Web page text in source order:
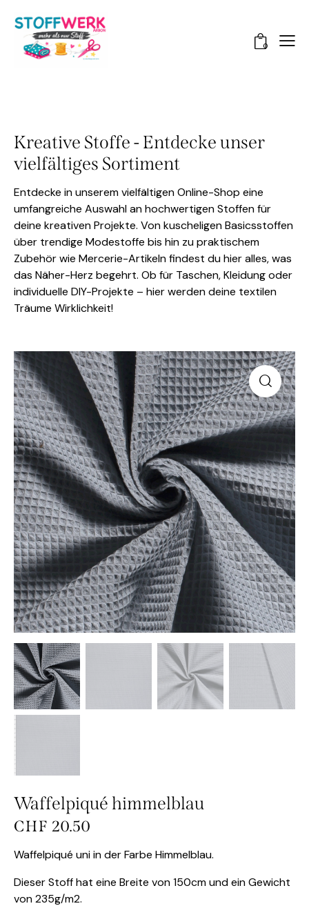
0
Kreative Stoffe - Entdecke unser
vielfältiges Sortiment
Entdecke in unserem vielfältigen Online-Shop eine
umfangreiche Auswahl an hochwertigen Stoffen für
deine kreativen Projekte. Von kuscheligen Basicsstoffen
über trendige Modestoffe bis hin zu praktischem
Zubehör wie Mercerie-Artikeln findest du hier alles, was
das Näher-Herz begehrt. Ob für Taschen, Kleidung oder
individuelle DIY-Projekte – hier werden deine textilen
Träume Wirklichkeit!
Waffelpiqué himmelblau
CHF 20.50
Waffelpiqué uni in der Farbe Himmelblau.
Dieser Stoff hat eine Breite von 150cm und ein Gewicht
von 235g/m2.